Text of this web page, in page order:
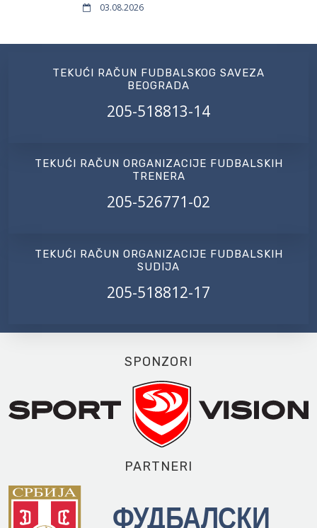
03.08.2026
TEKUĆI RAČUN FUDBALSKOG SAVEZA
BEOGRADA
205-518813-14
TEKUĆI RAČUN ORGANIZACIJE FUDBALSKIH
TRENERA
205-526771-02
TEKUĆI RAČUN ORGANIZACIJE FUDBALSKIH
SUDIJA
205-518812-17
SPONZORI
PARTNERI